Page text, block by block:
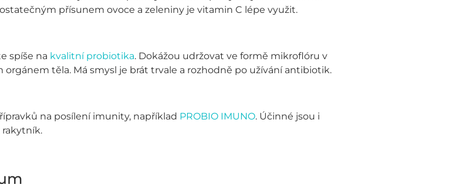
přísunem ovoce a zeleniny je vitamin C lépe využit.
spíše na kvalitní probiotika. Dokážou udržovat ve formě mikroflóru v
těla. Má smysl je brát trvale a rozhodně po užívání antibiotik.
na posílení imunity, například PROBIO IMUNO. Účinné jsou i